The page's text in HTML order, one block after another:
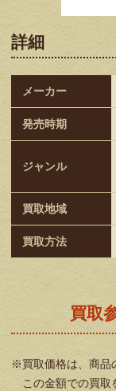
詳細
メーカー
発売時期
ジャンル
買取地域
買取方法
買取
※買取価格は、商品
この金額での買取